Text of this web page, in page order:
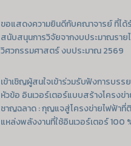
ขอแสดงความยินดีกับคณาจารย์ ที่ได้
สนับสนุนการวิจัยจากงบประมาณราย
วิศวกรรมศาสตร์ งบประมาณ 2569
เข้าเชิญผู้สนใจเข้าร่วมรับฟังการบรร
หัวข้อ อินเวอร์เตอร์แบบสร้างโครงข่
ชาญฉลาด : กุญแจสู่โครงข่ายไฟฟ้าที่
แหล่งพลังงานที่ใช้อินเวอร์เตอร์ 100